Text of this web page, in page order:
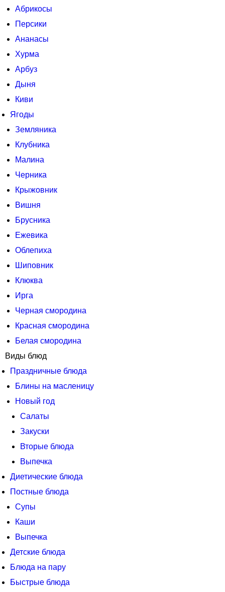
Абрикосы
Персики
Ананасы
Хурма
Арбуз
Дыня
Киви
Ягоды
Земляника
Клубника
Малина
Черника
Крыжовник
Вишня
Брусника
Ежевика
Облепиха
Шиповник
Клюква
Ирга
Черная смородина
Красная смородина
Белая смородина
Виды блюд
Праздничные блюда
Блины на масленицу
Новый год
Салаты
Закуски
Вторые блюда
Выпечка
Диетические блюда
Постные блюда
Супы
Каши
Выпечка
Детские блюда
Блюда на пару
Быстрые блюда